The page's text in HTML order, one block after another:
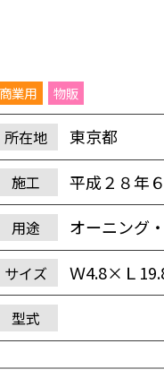
商業用 物販
所在地 東京都
施工 平成２８年
用途 オーニング
サイズ Ｗ4.8×Ｌ
型式